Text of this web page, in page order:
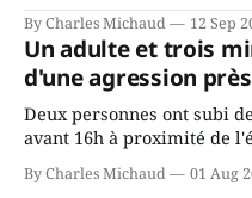
gouvernement de la CAQ,
juge chronique, à offrir des
By Charles Michaud 12 Sep
Un adulte et trois
d'une agression
Deux personnes ont subi
avant 16h à proximité de
victimes aurait été écrasée
By Charles Michaud 01 Aug